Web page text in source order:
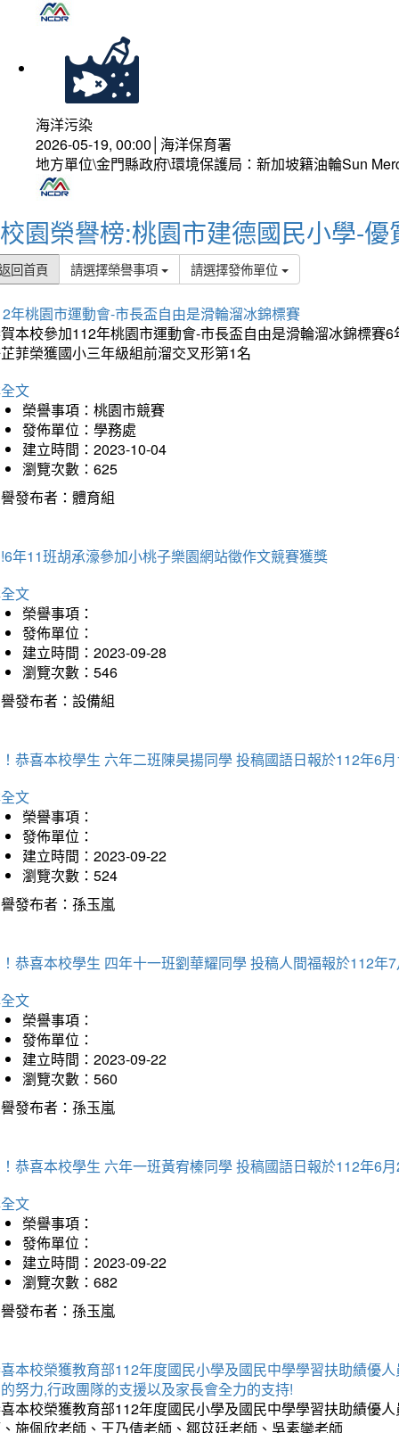
海洋污染
2026-05-19, 00:00│海洋保育署
地方單位\金門縣政府\環境保護局：新加坡籍油輪Sun
校園榮譽榜:桃園市建德國民小學-優
回首頁 請選擇榮譽事項 請選擇發佈單位
年桃園市運動會-市長盃自由是滑輪溜冰錦標賽
本校參加112年桃園市運動會-市長盃自由是滑輪溜冰錦標
菲榮獲國小三年級組前溜交叉形第1名
文
榮譽事項：桃園市競賽
發佈單位：學務處
建立時間：2023-10-04
瀏覽次數：625
發布者：體育組
年11班胡承濠參加小桃子樂園網站徵作文競賽獲獎
文
榮譽事項：
發佈單位：
建立時間：2023-09-28
瀏覽次數：546
發布者：設備組
恭喜本校學生 六年二班陳昊揚同學 投稿國語日報於112年6
文
榮譽事項：
發佈單位：
建立時間：2023-09-22
瀏覽次數：524
發布者：孫玉嵐
恭喜本校學生 四年十一班劉華耀同學 投稿人間福報於112年
文
榮譽事項：
發佈單位：
建立時間：2023-09-22
瀏覽次數：560
發布者：孫玉嵐
恭喜本校學生 六年一班黃宥榛同學 投稿國語日報於112年6
文
榮譽事項：
發佈單位：
建立時間：2023-09-22
瀏覽次數：682
發布者：孫玉嵐
本校榮獲教育部112年度國民小學及國民中學學習扶助績優
努力,行政團隊的支援以及家長會全力的支持!
本校榮獲教育部112年度國民小學及國民中學學習扶助績優
施佩欣老師、王乃倩老師、鄒苡廷老師、吳素鑾老師